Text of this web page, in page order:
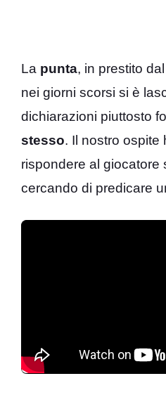
La punta, in prestito dal
nei giorni scorsi si è
dichiarazioni piuttosto
stesso. Il nostro ospite
rispondere al giocatore
cercando di predicare